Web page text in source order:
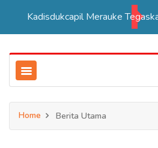
Home Berita Utama